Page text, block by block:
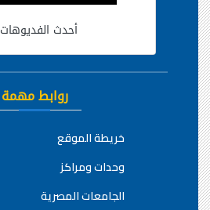
أحدث الفديوهات
روابط مهمة
خريطة الموقع
وحدات ومراكز
الجامعات المصرية